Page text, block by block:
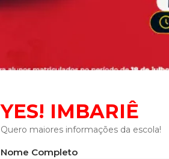
YES! IMBARIÊ
Quero maiores informações da escola!
Nome Completo